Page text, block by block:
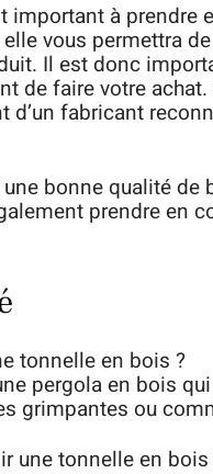
important à
vous permettra
Il est donc
de faire votre
fabricant
bonne qualité de
prendre en
tonnelle en bois ?
pergola en bois
grimpantes ou
une tonnelle en bois